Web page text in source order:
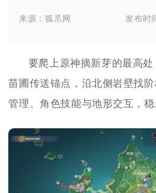
来源：狐爪网 发布时
要爬上原神摘新芽的最高
苗圃传送锚点，沿北侧岩壁找
管理、角色技能与地形交互，稳